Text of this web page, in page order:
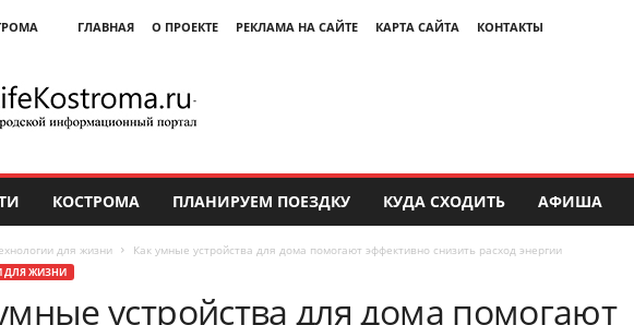
ГЛАВНАЯ О ПРОЕКТЕ РЕКЛАМА НА САЙТЕ КАРТА САЙТА КОНТАКТЫ
КОСТРОМА ПЛАНИРУЕМ ПОЕЗДКУ КУДА СХОДИТЬ АФИША
для жизни Как умные устройства для дома помогают эффективно снизить расход энергии
ДЛЯ ЖИЗНИ
устройства для дома помогают